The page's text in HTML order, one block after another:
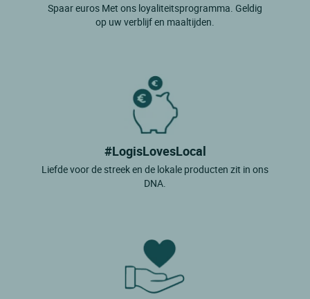
Spaar euros Met ons loyaliteitsprogramma. Geldig
op uw verblijf en maaltijden.
#LogisLovesLocal
Liefde voor de streek en de lokale producten zit in ons
DNA.